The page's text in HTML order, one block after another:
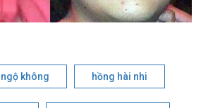
không hồng hài nhi